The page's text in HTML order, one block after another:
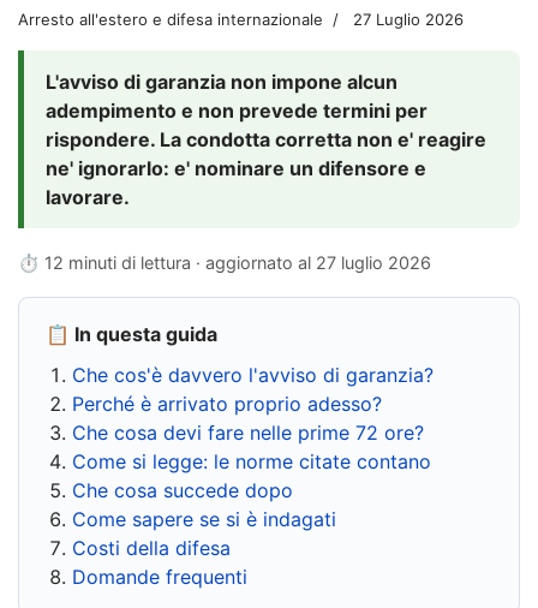
Arresto all'estero e difesa internazionale 27 Luglio 2026
L'avviso di garanzia non impone alcun
adempimento e non prevede termini per
rispondere. La condotta corretta non e' reagire
ne' ignorarlo: e' nominare un difensore e
lavorare.
⏱ 12 minuti di lettura · aggiornato al 27 luglio 2026
📋 In questa guida
Che cos'è davvero l'avviso di garanzia?
Perché è arrivato proprio adesso?
Che cosa devi fare nelle prime 72 ore?
Come si legge: le norme citate contano
Che cosa succede dopo
Come sapere se si è indagati
Costi della difesa
Domande frequenti